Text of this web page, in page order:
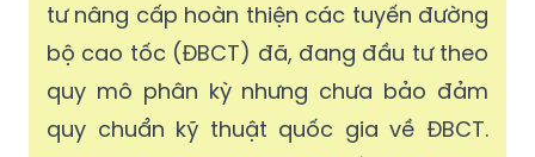
CĐT liên quan trước ngày 6/2/2026 gửi
văn bản rà soát, đề xuất phương án đầu
tư nâng cấp hoàn thiện các tuyến đường
bộ cao tốc (ĐBCT) đã, đang đầu tư theo